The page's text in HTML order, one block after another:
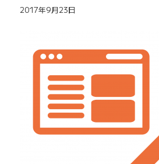
2017年9月23日